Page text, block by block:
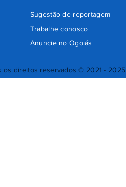
os direitos reservados © 2021 - 2025
Sugestão de reportagem
Trabalhe conosco
Anuncie no Ogoiás